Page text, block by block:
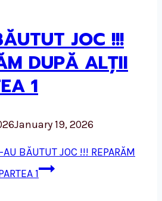
JOC !!!
DUPĂ ALȚII
1
January 19, 2026
BĂUTUT JOC !!! REPARĂM
1